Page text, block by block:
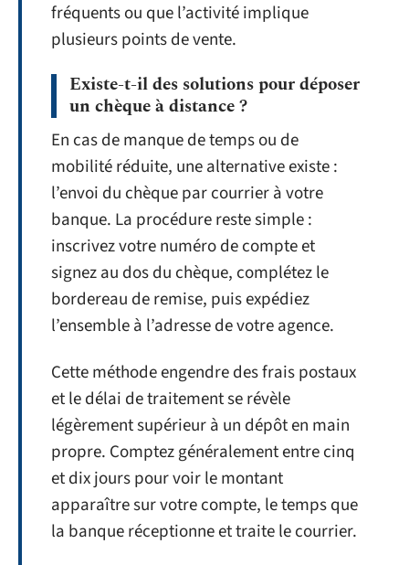
fréquents ou que l’activité implique
plusieurs points de vente.
Existe-t-il des solutions pour déposer
un chèque à distance ?
En cas de manque de temps ou de
mobilité réduite, une alternative existe :
l’envoi du chèque par courrier à votre
banque. La procédure reste simple :
inscrivez votre numéro de compte et
signez au dos du chèque, complétez le
bordereau de remise, puis expédiez
l’ensemble à l’adresse de votre agence.
Cette méthode engendre des frais postaux
et le délai de traitement se révèle
légèrement supérieur à un dépôt en main
propre. Comptez généralement entre cinq
et dix jours pour voir le montant
apparaître sur votre compte, le temps que
la banque réceptionne et traite le courrier.